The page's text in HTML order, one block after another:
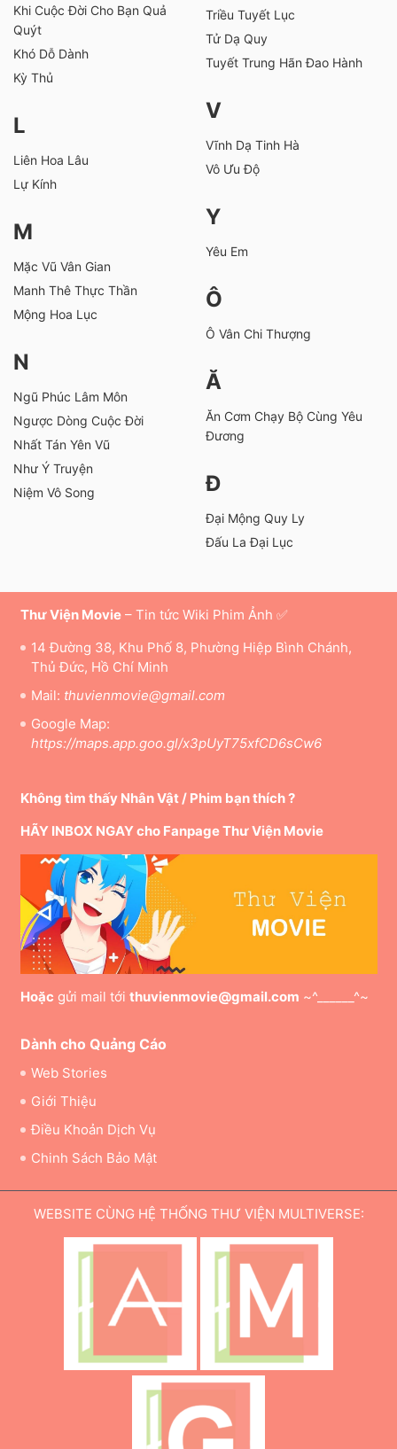
Khi Cuộc Đời Cho Bạn Quả
Quýt
Khó Dỗ Dành
Kỳ Thủ
L
Liên Hoa Lâu
Lự Kính
M
Mặc Vũ Vân Gian
Manh Thê Thực Thần
Mộng Hoa Lục
N
Ngũ Phúc Lâm Môn
Ngược Dòng Cuộc Đời
Nhất Tán Yên Vũ
Như Ý Truyện
Niệm Vô Song
Triều Tuyết Lục
Tử Dạ Quy
Tuyết Trung Hãn Đao Hành
V
Vĩnh Dạ Tinh Hà
Vô Ưu Độ
Y
Yêu Em
Ô
Ô Vân Chi Thượng
Ă
Ăn Cơm Chạy Bộ Cùng Yêu
Đương
Đ
Đại Mộng Quy Ly
Đấu La Đại Lục
Thư Viện Movie– Tin tức Wiki Phim Ảnh ✅
14 Đường 38, Khu Phố 8, Phường Hiệp Bình Chánh,
Thủ Đức, Hồ Chí Minh
Mail: thuvienmovie@gmail.com
Google Map:
https://maps.app.goo.gl/x3pUyT75xfCD6sCw6
Không tìm thấy Nhân Vật / Phim bạn thích ?
HÃY INBOX NGAY cho Fanpage Thư Viện Movie
Hoặc gửi mail tới thuvienmovie@gmail.com ~^______^~
Dành cho Quảng Cáo
Web Stories
Giới Thiệu
Điều Khoản Dịch Vụ
Chinh Sách Bảo Mật
WEBSITE CÙNG HỆ THỐNG THƯ VIỆN MULTIVERSE: